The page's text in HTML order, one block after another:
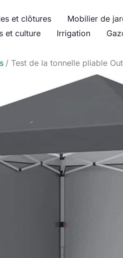
et clôtures Mobilier de
et culture
Irrigation
Test de la tonnelle pliable